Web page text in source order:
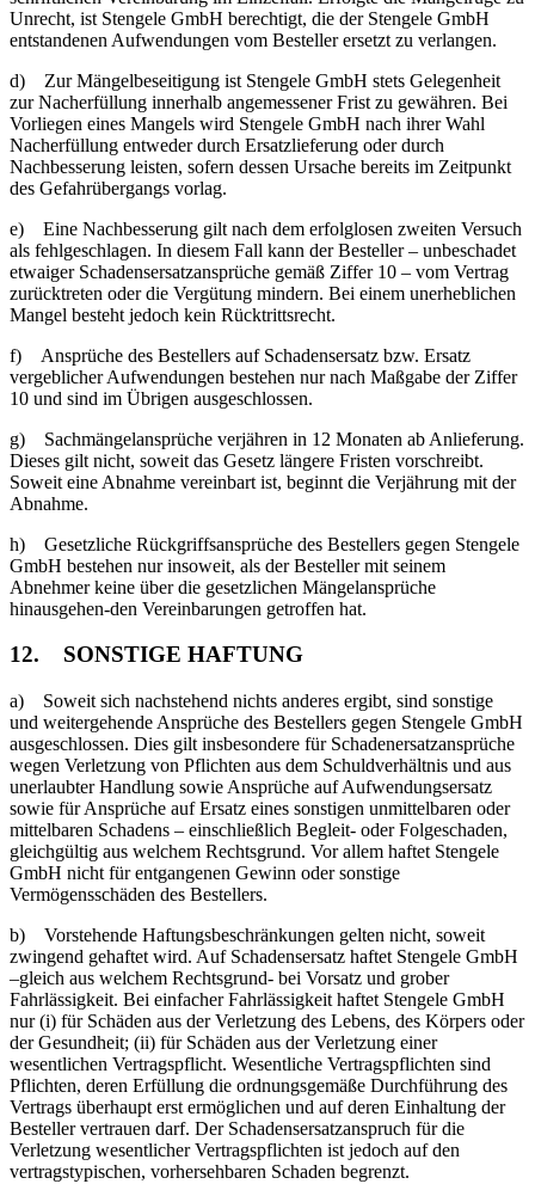
Unrecht, ist Stengele GmbH berechtigt, die der Stengele GmbH
entstandenen Aufwendungen vom Besteller ersetzt zu verlangen.
d) Zur Mängelbeseitigung ist Stengele GmbH stets Gelegenheit
zur Nacherfüllung innerhalb angemessener Frist zu gewähren. Bei
Vorliegen eines Mangels wird Stengele GmbH nach ihrer Wahl
Nacherfüllung entweder durch Ersatzlieferung oder durch
Nachbesserung leisten, sofern dessen Ursache bereits im Zeitpunkt
des Gefahrübergangs vorlag.
e) Eine Nachbesserung gilt nach dem erfolglosen zweiten Versuch
als fehlgeschlagen. In diesem Fall kann der Besteller – unbeschadet
etwaiger Schadensersatzansprüche gemäß Ziffer 10 – vom Vertrag
zurücktreten oder die Vergütung mindern. Bei einem unerheblichen
Mangel besteht jedoch kein Rücktrittsrecht.
f) Ansprüche des Bestellers auf Schadensersatz bzw. Ersatz
vergeblicher Aufwendungen bestehen nur nach Maßgabe der Ziffer
10 und sind im Übrigen ausgeschlossen.
g) Sachmängelansprüche verjähren in 12 Monaten ab Anlieferung.
Dieses gilt nicht, soweit das Gesetz längere Fristen vorschreibt.
Soweit eine Abnahme vereinbart ist, beginnt die Verjährung mit der
Abnahme.
h) Gesetzliche Rückgriffsansprüche des Bestellers gegen Stengele
GmbH bestehen nur insoweit, als der Besteller mit seinem
Abnehmer keine über die gesetzlichen Mängelansprüche
hinausgehen-den Vereinbarungen getroffen hat.
12. SONSTIGE HAFTUNG
a) Soweit sich nachstehend nichts anderes ergibt, sind sonstige
und weitergehende Ansprüche des Bestellers gegen Stengele GmbH
ausgeschlossen. Dies gilt insbesondere für Schadenersatzansprüche
wegen Verletzung von Pflichten aus dem Schuldverhältnis und aus
unerlaubter Handlung sowie Ansprüche auf Aufwendungsersatz
sowie für Ansprüche auf Ersatz eines sonstigen unmittelbaren oder
mittelbaren Schadens – einschließlich Begleit- oder Folgeschaden,
gleichgültig aus welchem Rechtsgrund. Vor allem haftet Stengele
GmbH nicht für entgangenen Gewinn oder sonstige
Vermögensschäden des Bestellers.
b) Vorstehende Haftungsbeschränkungen gelten nicht, soweit
zwingend gehaftet wird. Auf Schadensersatz haftet Stengele GmbH
–gleich aus welchem Rechtsgrund- bei Vorsatz und grober
Fahrlässigkeit. Bei einfacher Fahrlässigkeit haftet Stengele GmbH
nur (i) für Schäden aus der Verletzung des Lebens, des Körpers oder
der Gesundheit; (ii) für Schäden aus der Verletzung einer
wesentlichen Vertragspflicht. Wesentliche Vertragspflichten sind
Pflichten, deren Erfüllung die ordnungsgemäße Durchführung des
Vertrags überhaupt erst ermöglichen und auf deren Einhaltung der
Besteller vertrauen darf. Der Schadensersatzanspruch für die
Verletzung wesentlicher Vertragspflichten ist jedoch auf den
vertragstypischen, vorhersehbaren Schaden begrenzt.